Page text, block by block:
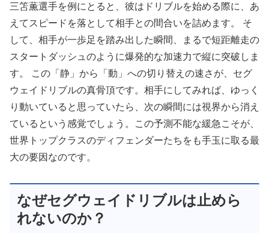
三笘薫選手を例にとると、彼はドリブルを始める際に、あ
えてスピードを落として相手との間合いを詰めます。 そ
して、相手が一歩足を踏み出した瞬間、まるで短距離走の
スタートダッシュのように爆発的な加速力で縦に突破しま
す。 この「静」から「動」への切り替えの速さが、セグ
ウェイドリブルの真骨頂です。相手にしてみれば、ゆっく
り動いていると思っていたら、次の瞬間には視界から消え
ているという感覚でしょう。この予測不能な緩急こそが、
世界トップクラスのディフェンダーたちをも手玉に取る最
大の要因なのです。
なぜセグウェイドリブルは止めら
れないのか？